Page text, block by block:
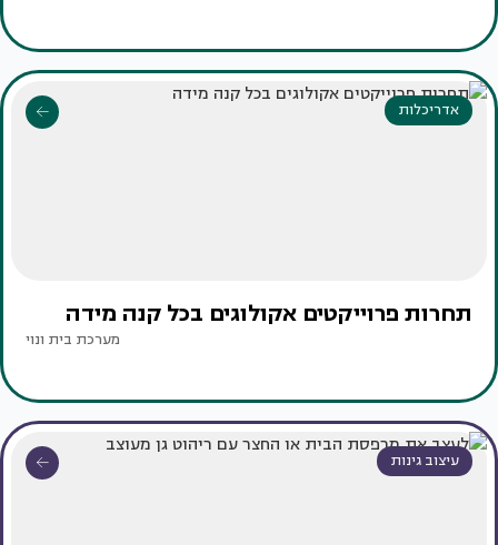
אדריכלות
תחרות פרוייקטים אקולוגים בכל קנה מידה
מערכת בית ונוי
עיצוב גינות